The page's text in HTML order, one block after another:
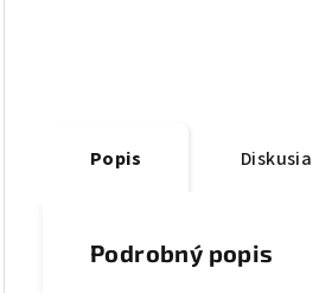
Popis Diskusia
Podrobný popis